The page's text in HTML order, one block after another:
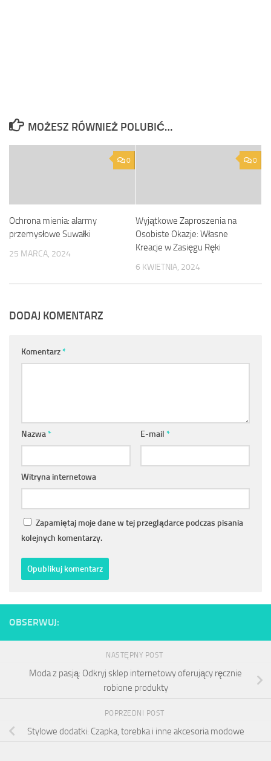
MOŻESZ RÓWNIEŻ POLUBIĆ…
0
Ochrona mienia: alarmy
przemysłowe Suwałki
25 MARCA, 2024
0
Wyjątkowe Zaproszenia na
Osobiste Okazje: Własne
Kreacje w Zasięgu Ręki
6 KWIETNIA, 2024
DODAJ KOMENTARZ
Komentarz*
Nazwa* E-mail *
Witryna internetowa
Zapamiętaj moje dane w tej przeglądarce podczas pisania
kolejnych komentarzy.
OBSERWUJ:
NASTĘPNY POST
Moda z pasją: Odkryj sklep internetowy oferujący ręcznie
robione produkty
POPRZEDNI POST
Stylowe dodatki: Czapka, torebka i inne akcesoria modowe